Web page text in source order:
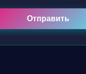
Отправить